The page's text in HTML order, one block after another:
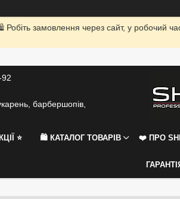
замовлення через сайт, у робочий
барбершопів,
⭐️ 🛍 КАТАЛОГ ТОВАРІВ ❤️ ПРО